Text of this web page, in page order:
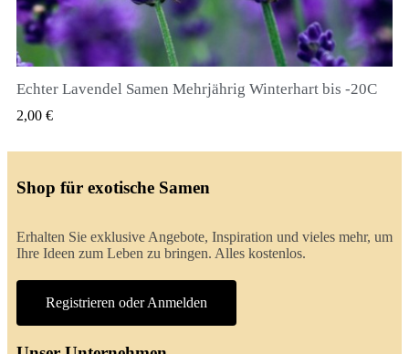
QUICK VIEW
Echter Lavendel Samen Mehrjährig Winterhart bis -20C
2,00 €
Shop für exotische Samen
Erhalten Sie exklusive Angebote, Inspiration und vieles mehr, um
Ihre Ideen zum Leben zu bringen. Alles kostenlos.
Registrieren oder Anmelden